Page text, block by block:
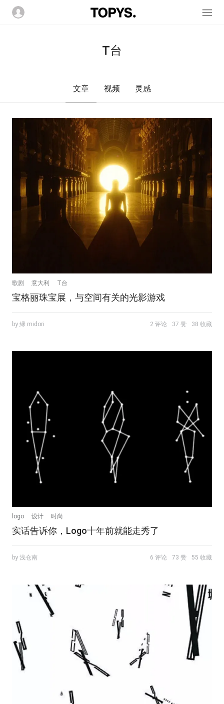
T台
文章 视频 灵感
歌剧 意大利 T台
宝格丽珠宝展，与空间有关的光影游戏
by 緑 midori 2 评论 37 赞 38 收藏
logo 设计 时尚
实话告诉你，Logo十年前就能走秀了
by 浅仓南 6 评论 73 赞 55 收藏